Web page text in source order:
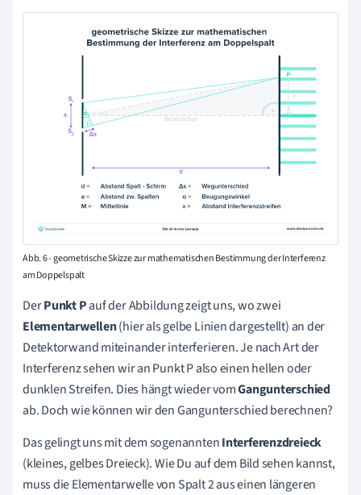
Abb. 6 - geometrische Skizze zur mathematischen Bestimmung der Interferenz
am Doppelspalt
DerPunkt Pauf der Abbildung zeigt uns, wo zwei
Elementarwellen(hier als gelbe Linien dargestellt) an der
Detektorwand miteinander interferieren. Je nach Art der
Interferenz sehen wir an Punkt P also einen hellen oder
dunklen Streifen. Dies hängt wieder vomGangunterschied
ab. Doch wie können wir den Gangunterschied berechnen?
Das gelingt uns mit dem sogenanntenInterferenzdreieck
(kleines, gelbes Dreieck). Wie Du auf dem Bild sehen kannst,
muss die Elementarwelle von Spalt 2 aus einen längeren